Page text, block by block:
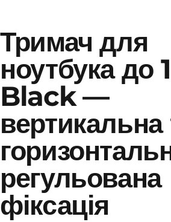
Тримач для
ноутбука до
Black —
вертикальна
регульована
фіксація